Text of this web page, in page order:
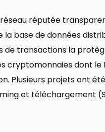
réputée
la base de données
de transactions la
cryptomonnaies dont le
Plusieurs projets ont
et téléchargement